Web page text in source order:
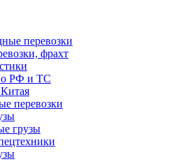
перевозки
фрахт
РФ и ТС
перевозки
грузы